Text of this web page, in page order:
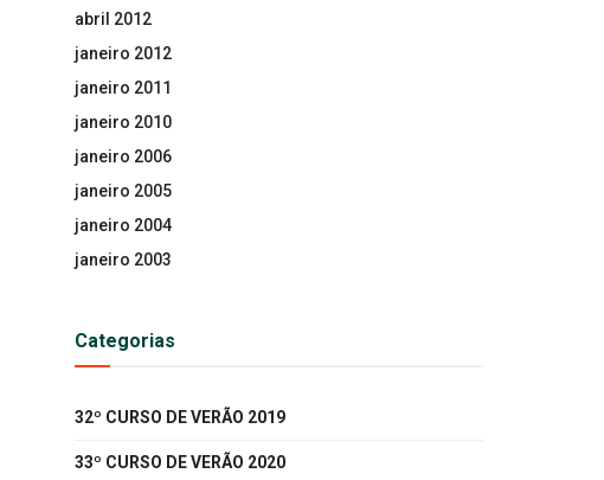
abril 2012
janeiro 2012
janeiro 2011
janeiro 2010
janeiro 2006
janeiro 2005
janeiro 2004
janeiro 2003
Categorias
32º CURSO DE VERÃO 2019
33º CURSO DE VERÃO 2020